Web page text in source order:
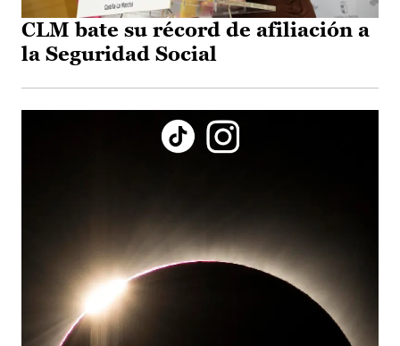
CLM bate su récord de afiliación a
la Seguridad Social